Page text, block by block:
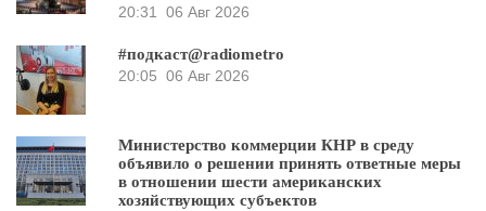
20:31
06 Авг 2026
#подкаст@radiometro
20:05 06 Авг 2026
Министерство коммерции КНР в среду
объявило о решении принять ответные меры
в отношении шести американских
хозяйствующих субъектов